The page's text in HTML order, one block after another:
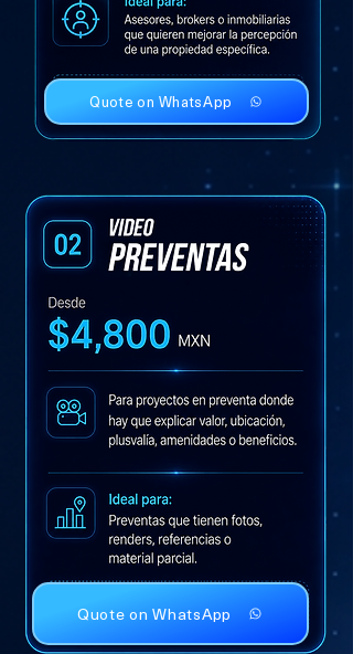
Quote on WhatsApp
Quote on WhatsApp